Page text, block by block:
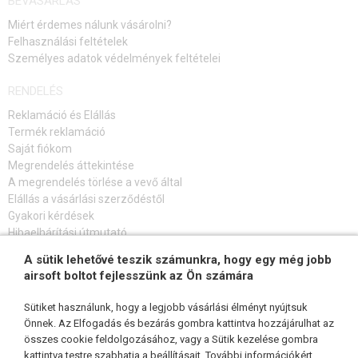
PROTEKTOROK
ZSEBEK, TÁSKÁK, TOKOK
BAKANCS, CIPŐ, IMPREGNÁLÁS
ELSŐSEGÉLYNYÚJTÁS
VILÁGÍTÓ RÚD
CSAPAT KARSZALAG
PARACORDOK, KÖTELEK, KARABINEREK
Miért érdemes nálunk vásárolni?
Felhasználási feltételek
Személyes adatok védelmények feltételei
RENDELÉS
Reklamáció és Elállás
Termék reklamáció
Saját fiókom
Megrendelés áttekintése
A megrendelés törlése a vevő által
Elállás a vásárlási szerződéstől
Gyakori kérdések
Hibaelhárítási útmutató
FELIRATKOZÁS HÍRLEVÉLRE
KÖVESSEN MINKET
A sütik lehetővé teszik számunkra, hogy egy még jobb
airsoft boltot fejlesszünk az Ön számára
Sütiket használunk, hogy a legjobb vásárlási élményt nyújtsuk
Önnek. Az Elfogadás és bezárás gombra kattintva hozzájárulhat az
összes cookie feldolgozásához, vagy a Sütik kezelése gombra
kattintva testre szabhatja a beállításait. További információkért